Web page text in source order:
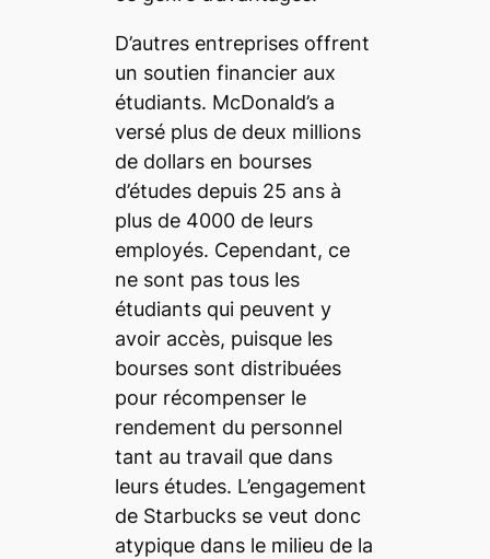
D’autres entreprises offrent
un soutien financier aux
étudiants. McDonald’s a
versé plus de deux millions
de dollars en bourses
d’études depuis 25 ans à
plus de 4000 de leurs
employés. Cependant, ce
ne sont pas tous les
étudiants qui peuvent y
avoir accès, puisque les
bourses sont distribuées
pour récompenser le
rendement du personnel
tant au travail que dans
leurs études. L’engagement
de Starbucks se veut donc
atypique dans le milieu de la